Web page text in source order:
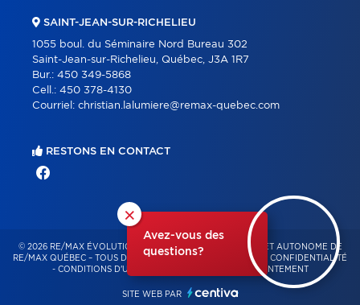
×
Avez-vous des
questions?
SAINT-JEAN-SUR-RICHELIEU
1055 boul. du Séminaire Nord Bureau 302
Saint-Jean-sur-Richelieu, Québec, J3A 1R7
Bur.: 450 349-5868
Cell.: 450 378-4130
Courriel: christian.lalumiere@remax-quebec.com
RESTONS EN CONTACT
© 2026 RE/MAX ÉVOLUTION – FRANCHISÉ INDÉPENDANT ET AUTONOME DE
RE/MAX QUÉBEC – TOUS DROITS RÉSERVÉS -
POLITIQUE DE CONFIDENTIALITÉ
- CONDITIONS D'UTILISATION GESTION DU CONSENTEMENT
SITE WEB PAR